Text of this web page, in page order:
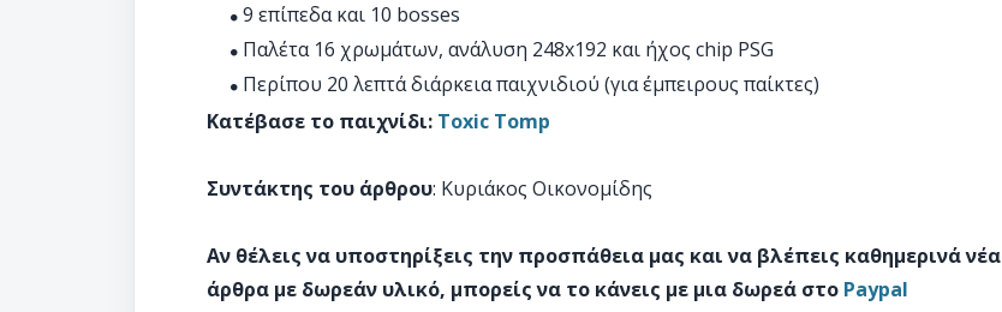
9 επίπεδα και 10 bosses
Παλέτα 16 χρωμάτων, ανάλυση 248x192 και ήχος chip PSG
Περίπου 20 λεπτά διάρκεια παιχνιδιού (για έμπειρους παίκτες)
Κατέβασε το παιχνίδι: Toxic Tomp
Συντάκτης του άρθρου: Κυριάκος Οικονομίδης
Αν θέλεις να υποστηρίξεις την προσπάθεια μας και να βλέπεις καθημερινά νέα
άρθρα με δωρεάν υλικό, μπορείς να το κάνεις με μια δωρεά στο Paypal